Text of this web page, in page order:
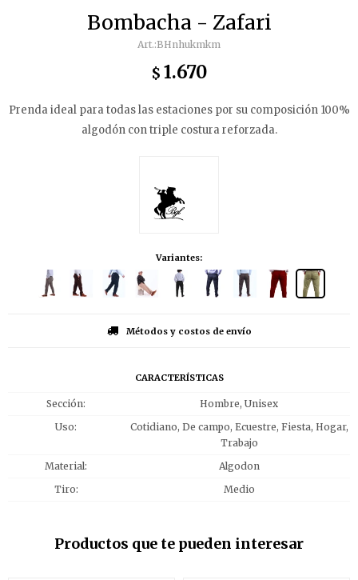
Bombacha - Zafari
BHnhukmkm
$ 1.670
Prenda ideal para todas las estaciones por su composición 100%
algodón con triple costura reforzada.
Variantes:
Métodos y costos de envío
CARACTERÍSTICAS
Sección
Hombre, Unisex
Uso
Cotidiano, De campo, Ecuestre, Fiesta, Hogar,
Trabajo
Material
Algodon
Tiro
Medio
Productos que te pueden interesar